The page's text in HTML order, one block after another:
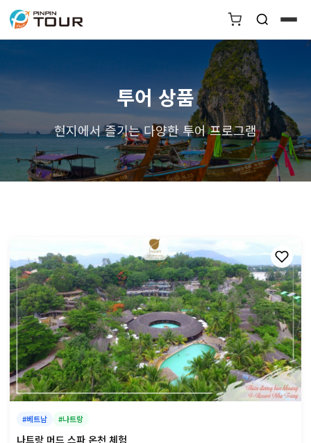
투어 상품
현지에서 즐기는 다양한 투어 프로그램
#베트남 #나트랑
나트랑 머드 스파 온천 체험